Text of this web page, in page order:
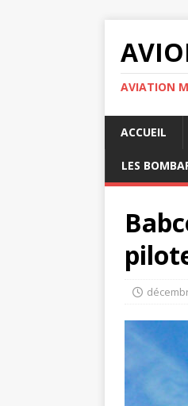
AVIATION
ACCUEIL
LES